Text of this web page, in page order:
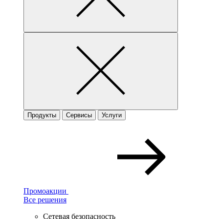
Продукты Сервисы Услуги
Промоакции
Все решения
Сетевая безопасность